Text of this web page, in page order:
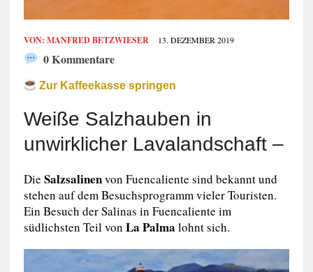
VON: MANFRED BETZWIESER 13. DEZEMBER 2019
0 Kommentare
Zur Kaffeekasse springen
Weiße Salzhauben in
unwirklicher Lavalandschaft –
Die Salzsalinenvon Fuencaliente sind bekannt und
stehen auf dem Besuchsprogramm vieler Touristen.
Ein Besuch der Salinas in Fuencaliente im
südlichsten Teil von La Palma lohnt sich.